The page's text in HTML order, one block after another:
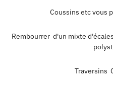
Coussins etc vous
Rembourrer d'un mixte
Traversins